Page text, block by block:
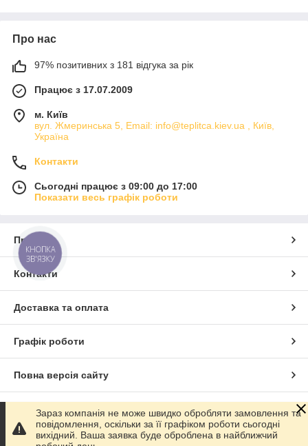
Про нас
97% позитивних з 181 відгука за рік
Працює з 17.07.2009
м. Київ
вул. Жмеринська 5, Email: info@teplitca.kiev.ua , Київ,
Україна
Контакти
Сьогодні працює з 09:00 до 17:00
Показати весь графік роботи
Про нас
Контакти
Доставка та оплата
Графік роботи
Повна версія сайту
Сайт створено на маркетплейсіProm.ua
Політика конфіденційності
Зараз компанія не може швидко обробляти замовлення та
повідомлення, оскільки за її графіком роботи сьогодні
вихідний. Ваша заявка буде оброблена в найближчий
КНОПКА
ЗВ'ЯЗКУ